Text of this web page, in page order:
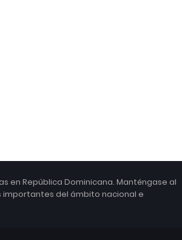
en República Dominicana. Manténgase al
importantes del ámbito nacional e